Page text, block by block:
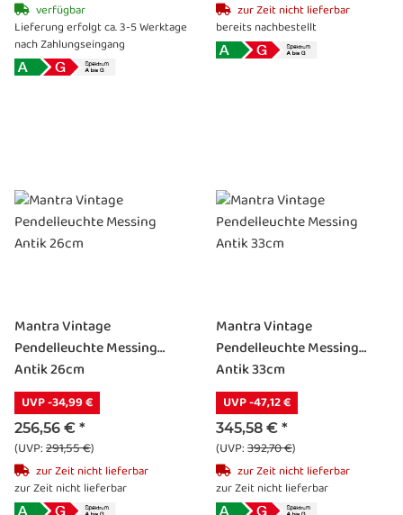
verfügbar
Lieferung erfolgt ca. 3-5 Werktage
nach Zahlungseingang
zur Zeit nicht lieferbar
bereits nachbestellt
Mantra Vintage
Pendelleuchte Messing
Antik 26cm
UVP -34,99 €
256,56 € *
(UVP:291,55 €)
zur Zeit nicht lieferbar
zur Zeit nicht lieferbar
Mantra Vintage
Pendelleuchte Messing
Antik 33cm
UVP -47,12 €
345,58 € *
(UVP:392,70 €)
zur Zeit nicht lieferbar
zur Zeit nicht lieferbar